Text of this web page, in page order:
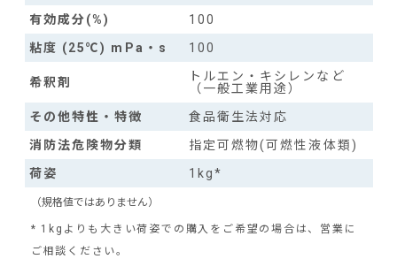
有効成分(%)
100
粘度 (25℃) mPa・s
100
希釈剤
トルエン・キシレンなど
（一般工業用途）
その他特性・特徴
食品衛生法対応
消防法危険物分類
指定可燃物(可燃性液体類)
荷姿
1kg*
（規格値ではありません）
* 1kgよりも大きい荷姿での購入をご希望の場合は、営業に
ご相談ください。